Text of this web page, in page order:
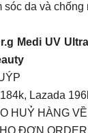
da và
Medi UV
Lazada
HUỶ HÀNG
ĐƠN